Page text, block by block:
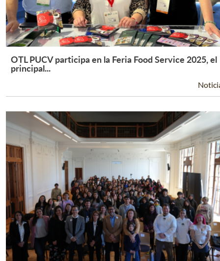
Leer Más +
OTL PUCV participa en la Feria Food Service 2025, el
principal...